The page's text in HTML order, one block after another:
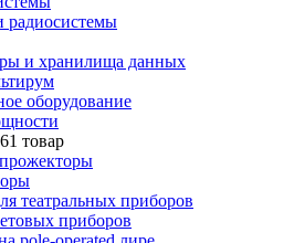
и хранилища данных
оборудование
товар
театральных приборов
приборов